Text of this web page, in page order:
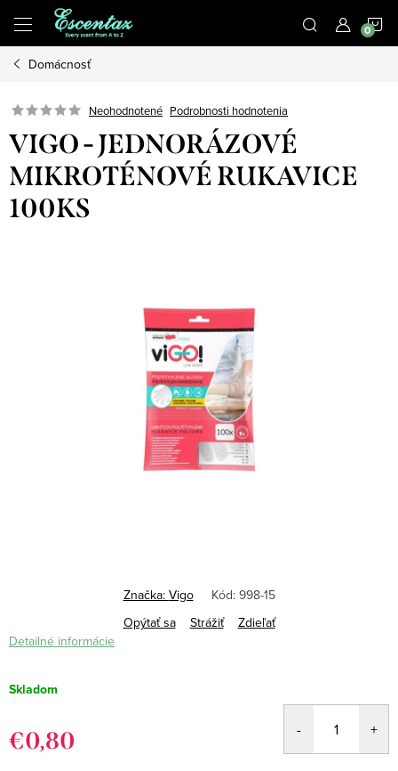
obsah
Domácnosť
Neohodnotené Podrobnosti hodnotenia
VIGO - JEDNORÁZOVÉ
MIKROTÉNOVÉ RUKAVICE
100KS
Detailné informácie
Skladom
€0,80
Značka: Vigo Kód: 998-15
Opýtať sa
Strážiť Zdieľať